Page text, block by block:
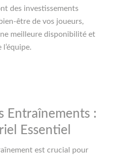
des investissements
être de vos joueurs,
meilleure disponibilité et
Entraînements :
Essentiel
est crucial pour